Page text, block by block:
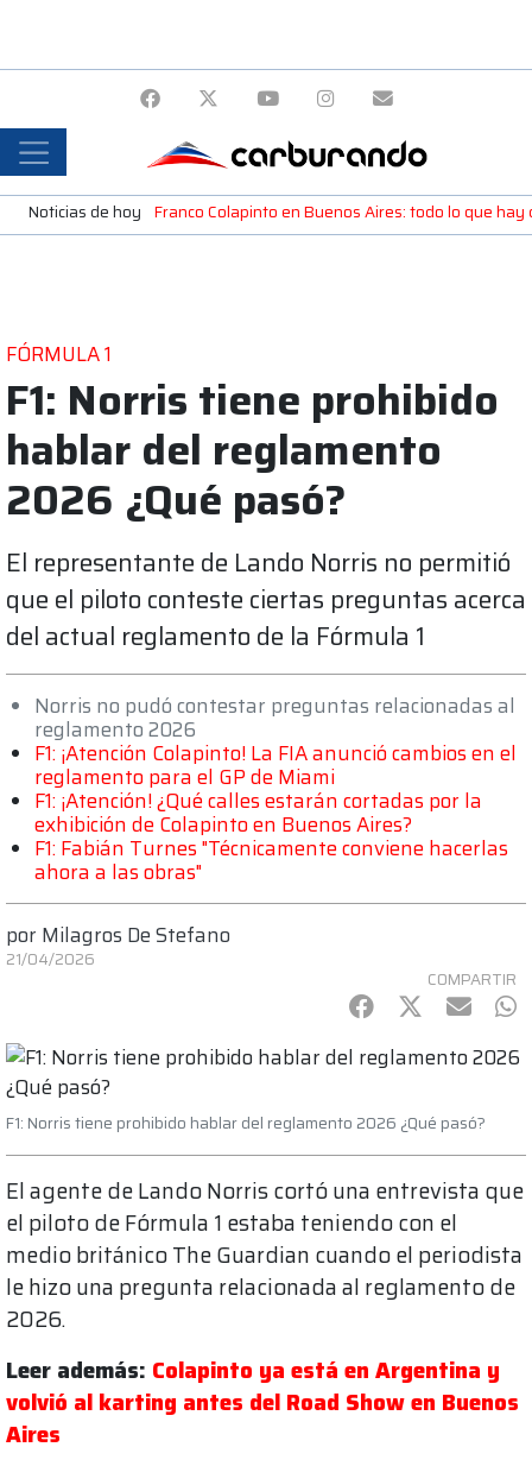
Noticias de hoy Franco Colapinto en Buenos Aires: todo lo que
FÓRMULA 1
F1: Norris tiene prohibido
hablar del reglamento
2026 ¿Qué pasó?
El representante de Lando Norris no permitió
que el piloto conteste ciertas preguntas acerca
del actual reglamento de la Fórmula 1
Norris no pudó contestar preguntas relacionadas al
reglamento 2026
F1: ¡Atención Colapinto! La FIA anunció cambios en el
reglamento para el GP de Miami
F1: ¡Atención! ¿Qué calles estarán cortadas por la
exhibición de Colapinto en Buenos Aires?
F1: Fabián Turnes "Técnicamente conviene hacerlas
ahora a las obras"
por Milagros De Stefano
21/04/2026
COMPARTIR
Facebook
Twitter
mail
F1: Norris tiene prohibido hablar del reglamento 2026 ¿Qué pasó?
El agente de Lando Norris cortó una entrevista que
el piloto de Fórmula 1 estaba teniendo con el
medio británico The Guardian cuando el periodista
le hizo una pregunta relacionada al reglamento de
2026.
Leer además: Colapinto ya está en Argentina y
volvió al karting antes del Road Show en Buenos
Aires